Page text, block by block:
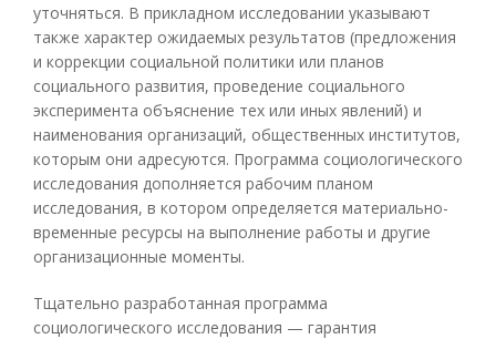
уточняться. В прикладном исследовании указывают
также характер ожидаемых результатов (предложения
и коррекции социальной политики или планов
социального развития, проведение социального
эксперимента объяснение тех или иных явлений) и
наименования организаций, общественных институтов,
которым они адресуются. Программа социологического
исследования дополняется рабочим планом
исследования, в котором определяется материально-
временные ресурсы на выполнение работы и другие
организационные моменты.
Тщательно разработанная программа
социологического исследования — гарантия